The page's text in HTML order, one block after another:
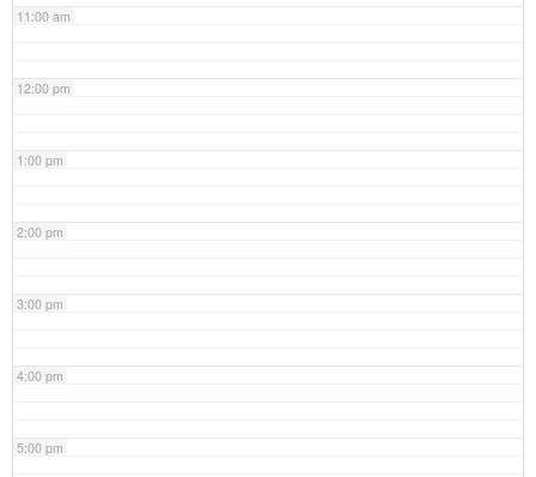
11:00 am
12:00 pm
1:00 pm
2:00 pm
3:00 pm
4:00 pm
5:00 pm